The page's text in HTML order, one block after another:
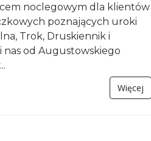
noclegowym dla klientów
poznających uroki
Trok, Druskiennik i
nas od Augustowskiego
Więcej